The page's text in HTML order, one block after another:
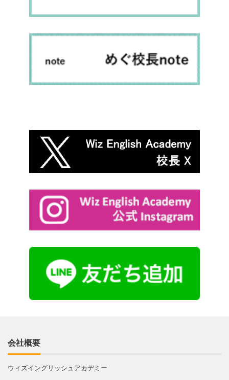
会社概要
ウィズイングリッシュアカデミー